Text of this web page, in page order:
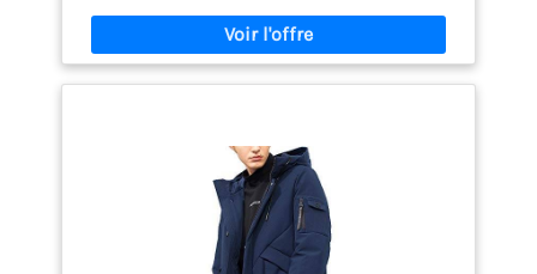
journée. La capuche amovible en fausse fourrure
ajoute une couche supplémentaire de chaleur et de
style, faisant de ce manteau le choix ultime pour le
froid. 【Protection Ultime Contre le Vent】--- Bravez
homme est doté d’une technologie coupe-vent
avancée, vous assurant de rester au chaud et à
l’aise même par vent fort. Le tissu serré et étanche à
l’air offre une protection à 360 degrés contre le
vent, ce qui le rend parfait pour les activités de
plein air. 【Design élégant et Pratique】--- Adoptez